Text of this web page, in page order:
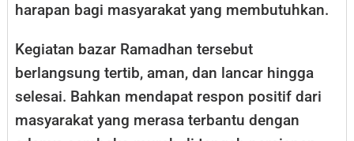
harapan bagi masyarakat yang membutuhkan.
Kegiatan bazar Ramadhan tersebut
berlangsung tertib, aman, dan lancar hingga
selesai. Bahkan mendapat respon positif dari
masyarakat yang merasa terbantu dengan